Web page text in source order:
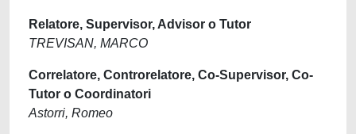
Relatore, Supervisor, Advisor o Tutor
TREVISAN, MARCO
Correlatore, Controrelatore, Co-Supervisor, Co-
Tutor o Coordinatori
Astorri, Romeo